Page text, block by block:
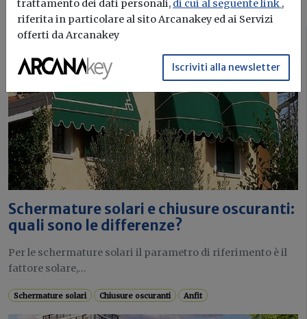
Schermature solari e chiusure oscuranti:
quali sono le differenze?
Per le schermature solari il parametro di riferimento è il
fattore solare,...
Schermature solari Chiusure oscuranti Anfit
trattamento dei dati personali, di cui al seguente link ,
riferita in particolare al sito Arcanakey ed ai Servizi
offerti da Arcanakey
Iscriviti alla newsletter